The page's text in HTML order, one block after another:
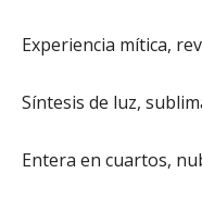
Experiencia mítica,
Síntesis de luz,
Entera en cuartos,